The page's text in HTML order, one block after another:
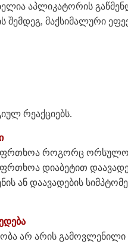
აპლიკატორის
შემდეგ, მაქსიმალური
რეაქციებს.
როგორც
დიაბეტით
ან დაავადების
არ არის გამოვლენილი